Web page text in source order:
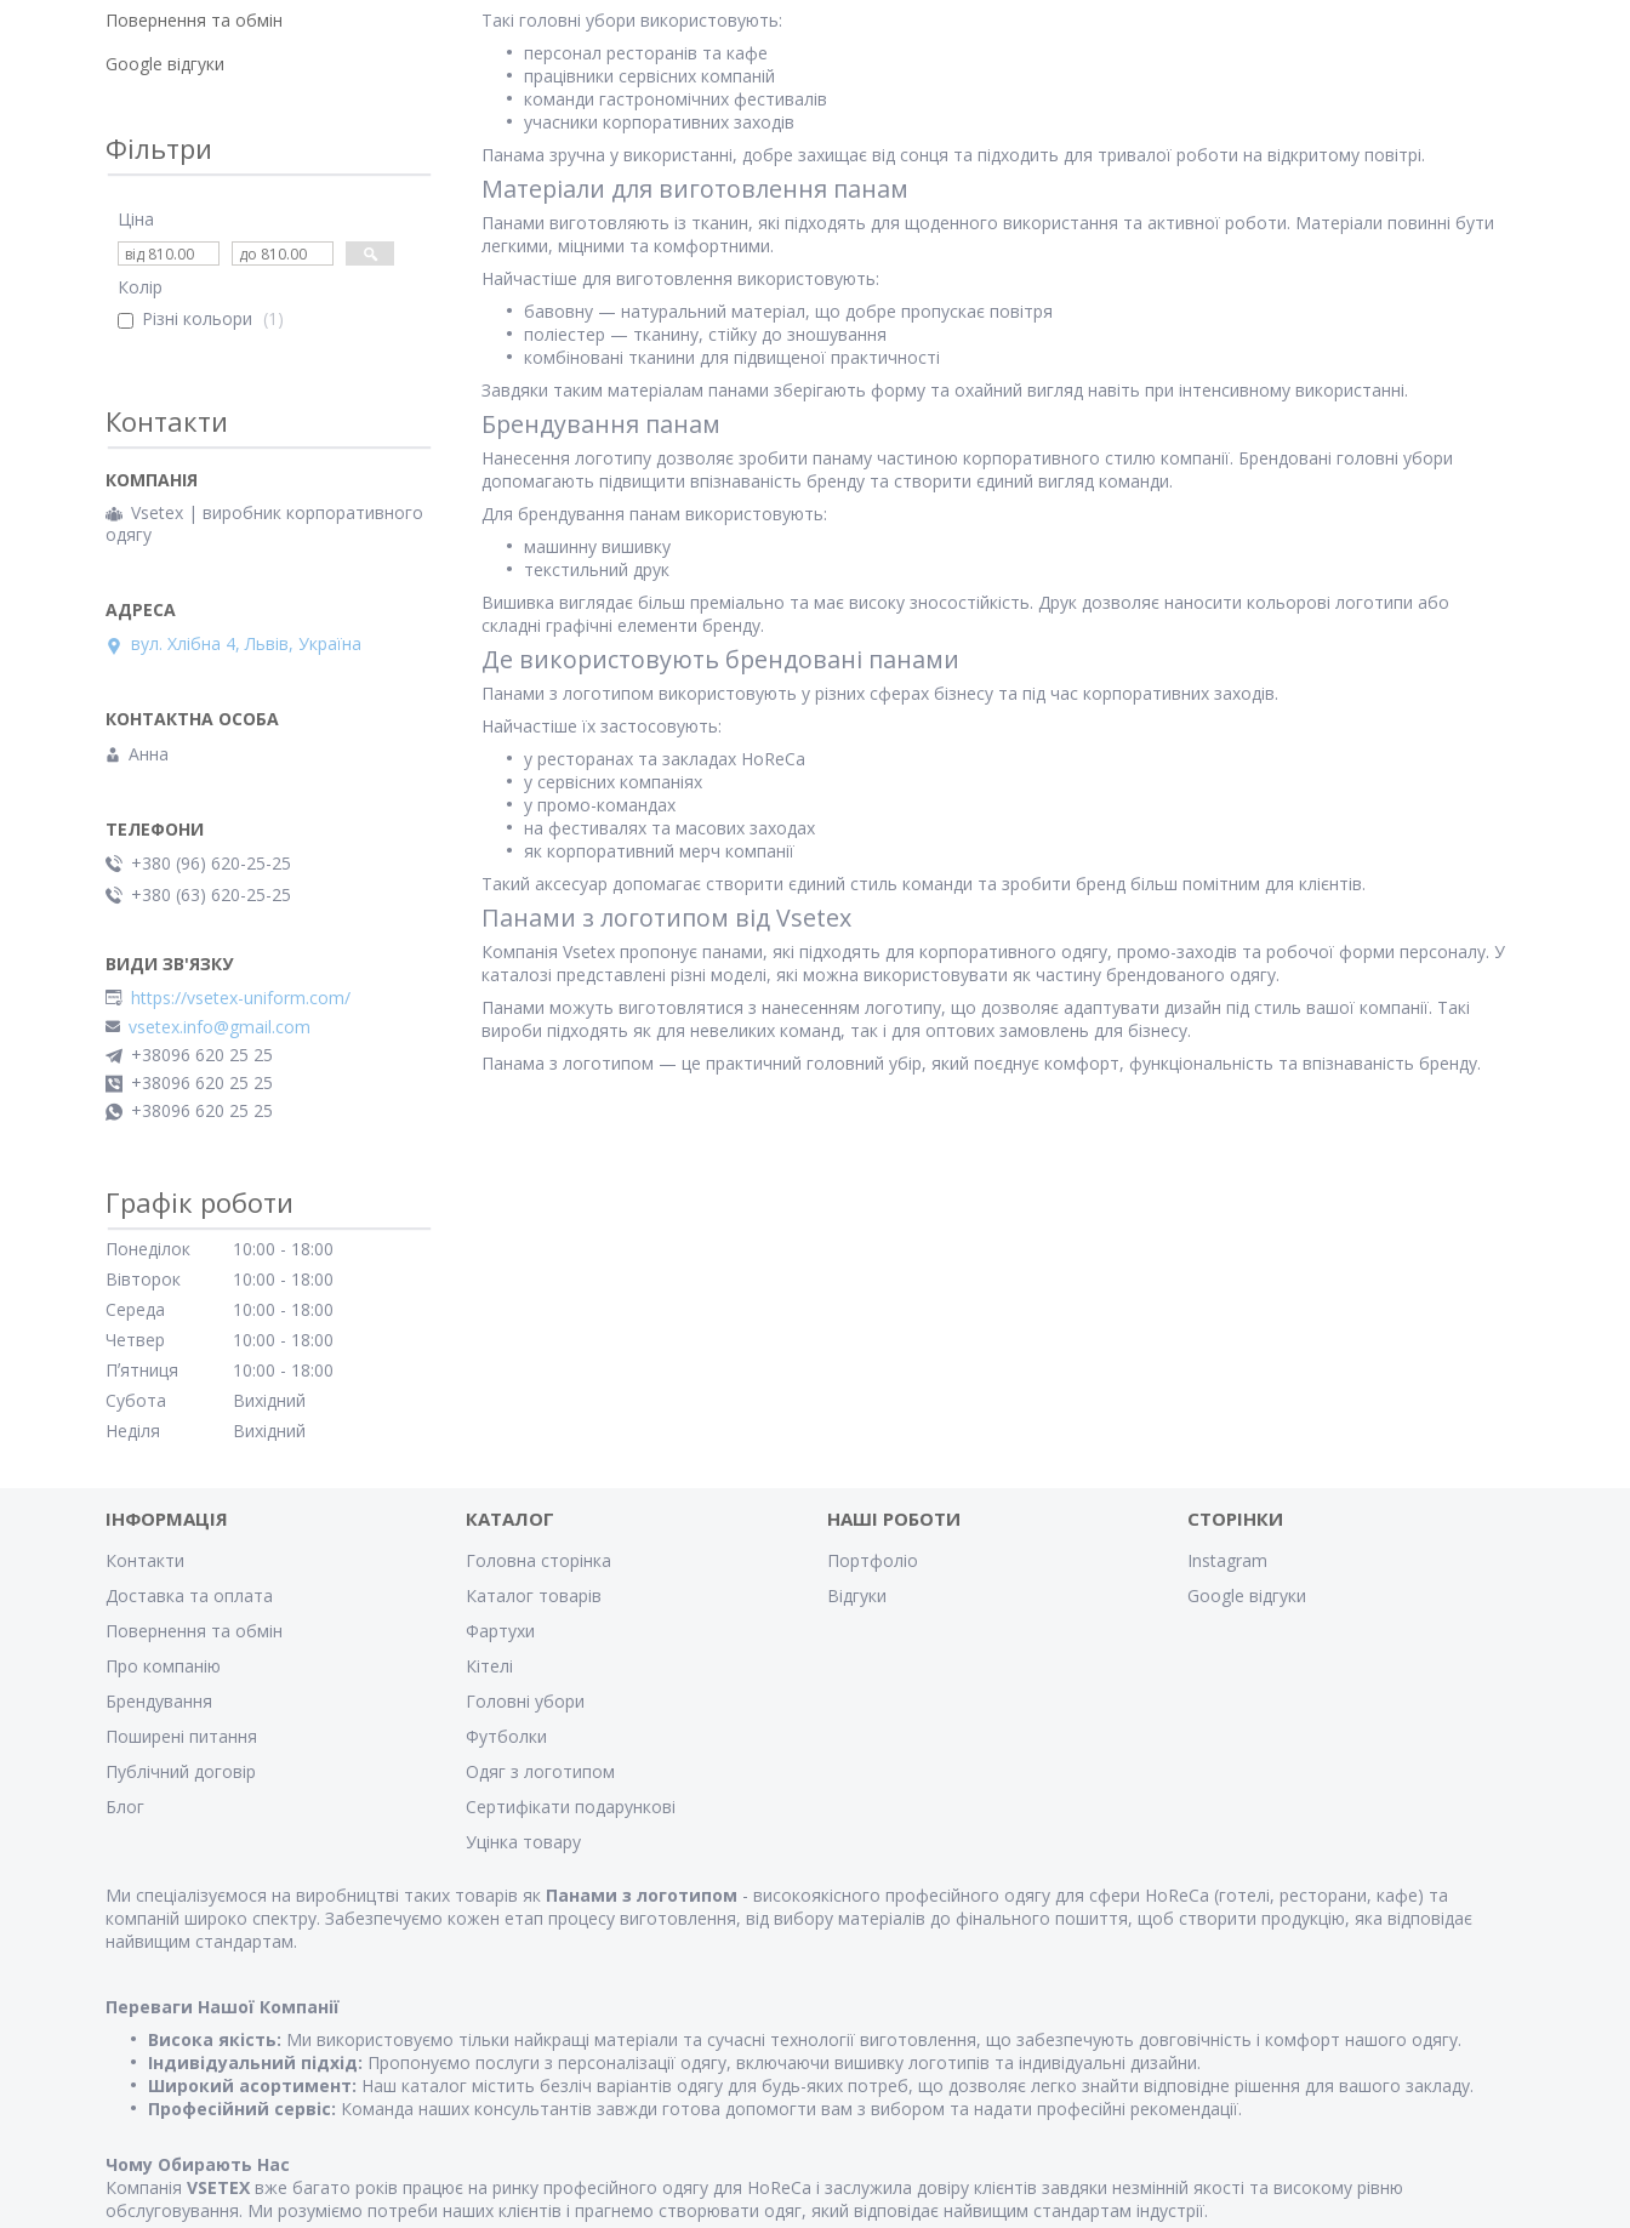
Такі головні убори використовують:
персонал ресторанів та кафе
працівники сервісних компаній
команди гастрономічних фестивалів
учасники корпоративних заходів
Панама зручна у використанні, добре захищає від сонця та підходить для тривалої роботи на відкритому повітрі.
Матеріали для виготовлення панам
Панами виготовляють із тканин, які підходять для щоденного використання та активної роботи. Матеріали повинні бути
легкими, міцними та комфортними.
Найчастіше для виготовлення використовують:
бавовну — натуральний матеріал, що добре пропускає повітря
поліестер — тканину, стійку до зношування
комбіновані тканини для підвищеної практичності
Завдяки таким матеріалам панами зберігають форму та охайний вигляд навіть при інтенсивному використанні.
Брендування панам
Нанесення логотипу дозволяє зробити панаму частиною корпоративного стилю компанії. Брендовані головні убори
допомагають підвищити впізнаваність бренду та створити єдиний вигляд команди.
Для брендування панам використовують:
машинну вишивку
текстильний друк
Вишивка виглядає більш преміально та має високу зносостійкість. Друк дозволяє наносити кольорові логотипи або
складні графічні елементи бренду.
Де використовують брендовані панами
Панами з логотипом використовують у різних сферах бізнесу та під час корпоративних заходів.
Найчастіше їх застосовують:
у ресторанах та закладах HoReCa
у сервісних компаніях
у промо-командах
на фестивалях та масових заходах
як корпоративний мерч компанії
Такий аксесуар допомагає створити єдиний стиль команди та зробити бренд більш помітним для клієнтів.
Панами з логотипом від Vsetex
Компанія Vsetex пропонує панами, які підходять для корпоративного одягу, промо-заходів та робочої форми персоналу. У
каталозі представлені різні моделі, які можна використовувати як частину брендованого одягу.
Панами можуть виготовлятися з нанесенням логотипу, що дозволяє адаптувати дизайн під стиль вашої компанії. Такі
вироби підходять як для невеликих команд, так і для оптових замовлень для бізнесу.
Панама з логотипом — це практичний головний убір, який поєднує комфорт, функціональність та впізнаваність бренду.
Повернення та обмін
Google відгуки
Фільтри
Ціна
Колір
Різні кольори
1
Контакти
Vsetex | виробник корпоративного
одягу
вул. Хлібна 4, Львів, Україна
Анна
+380 (96) 620-25-25
+380 (63) 620-25-25
https://vsetex-uniform.com/
vsetex.info@gmail.com
+38096 620 25 25
+38096 620 25 25
+38096 620 25 25
Графік роботи
Понеділок 10:00
18:00
Вівторок
10:00
18:00
Середа
10:00
18:00
Четвер
10:00
18:00
Пʼятниця
10:00
18:00
Субота
Вихідний
Неділя
Вихідний
ІНФОРМАЦІЯ
Контакти
Доставка та оплата
Повернення та обмін
Про компанію
Брендування
Поширені питання
Публічний договір
Блог
КАТАЛОГ
Головна сторінка
Каталог товарів
Фартухи
Кітелі
Головні убори
Футболки
Одяг з логотипом
Сертифікати подарункові
Уцінка товару
НАШІ РОБОТИ
Портфоліо
Відгуки
СТОРІНКИ
Instagram
Google відгуки
Ми спеціалізуємося на виробництві таких товарів як Панами з логотипом - високоякісного професійного одягу для сфери HoReCa (готелі, ресторани, кафе) та
компаній широко спектру. Забезпечуємо кожен етап процесу виготовлення, від вибору матеріалів до фінального пошиття, щоб створити продукцію, яка відповідає
найвищим стандартам.
Переваги Нашої Компанії
Висока якість: Ми використовуємо тільки найкращі матеріали та сучасні технології виготовлення, що забезпечують довговічність і комфорт нашого одягу.
Індивідуальний підхід: Пропонуємо послуги з персоналізації одягу, включаючи вишивку логотипів та індивідуальні дизайни.
Широкий асортимент: Наш каталог містить безліч варіантів одягу для будь-яких потреб, що дозволяє легко знайти відповідне рішення для вашого закладу.
Професійний сервіс: Команда наших консультантів завжди готова допомогти вам з вибором та надати професійні рекомендації.
Чому Обирають Нас
Компанія VSETEX вже багато років працює на ринку професійного одягу для HoReCa і заслужила довіру клієнтів завдяки незмінній якості та високому рівню
обслуговування. Ми розуміємо потреби наших клієнтів і прагнемо створювати одяг, який відповідає найвищим стандартам індустрії.